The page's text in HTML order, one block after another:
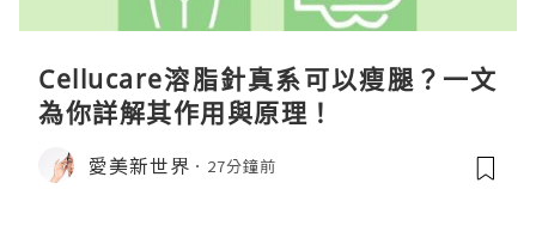
Cellucare溶脂針真系可以瘦腿？一文
為你詳解其作用與原理！
愛美新世界 27分鐘前